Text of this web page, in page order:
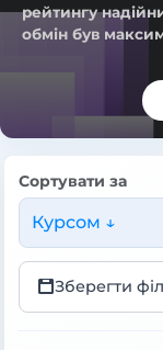
рейтингу
обмін був
Сортувати за
Курсом ↓
Зберегти